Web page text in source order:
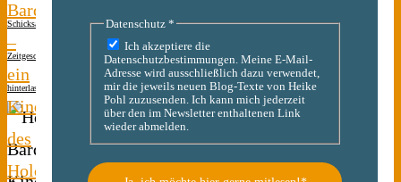
Schicksale
Zeitgeschichte
hinterlassen
Bardach
–
ein
Kinderschicksal
des
Holocaust
Datenschutz *
Ich akzeptiere die
Datenschutzbestimmungen. Meine E-Mail-
Adresse wird ausschließlich dazu verwendet,
mir die jeweils neuen Blog-Texte von Heike
Pohl zuzusenden. Ich kann mich jederzeit
über den im Newsletter enthaltenen Link
wieder abmelden.